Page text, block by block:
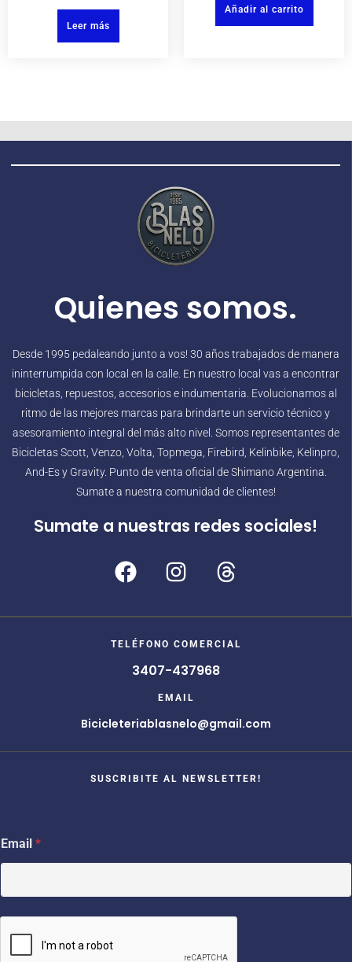
Leer más
Añadir al carrito
Quienes somos.
Desde 1995 pedaleando junto a vos! 30 años trabajados de manera
ininterrumpida con local en la calle. En nuestro local vas a encontrar
bicicletas, repuestos, accesorios e indumentaria. Evolucionamos al
ritmo de las mejores marcas para brindarte un servicio técnico y
asesoramiento integral del más alto nivel. Somos representantes de
Bicicletas Scott, Venzo, Volta, Topmega, Firebird, Kelinbike, Kelinpro,
And-Es y Gravity. Punto de venta oficial de Shimano Argentina.
Sumate a nuestra comunidad de clientes!
Sumate a nuestras redes sociales!
TELÉFONO COMERCIAL
3407-437968
EMAIL
Bicicleteriablasnelo@gmail.com
SUSCRIBITE AL NEWSLETTER!
E
m
i
*
Email *